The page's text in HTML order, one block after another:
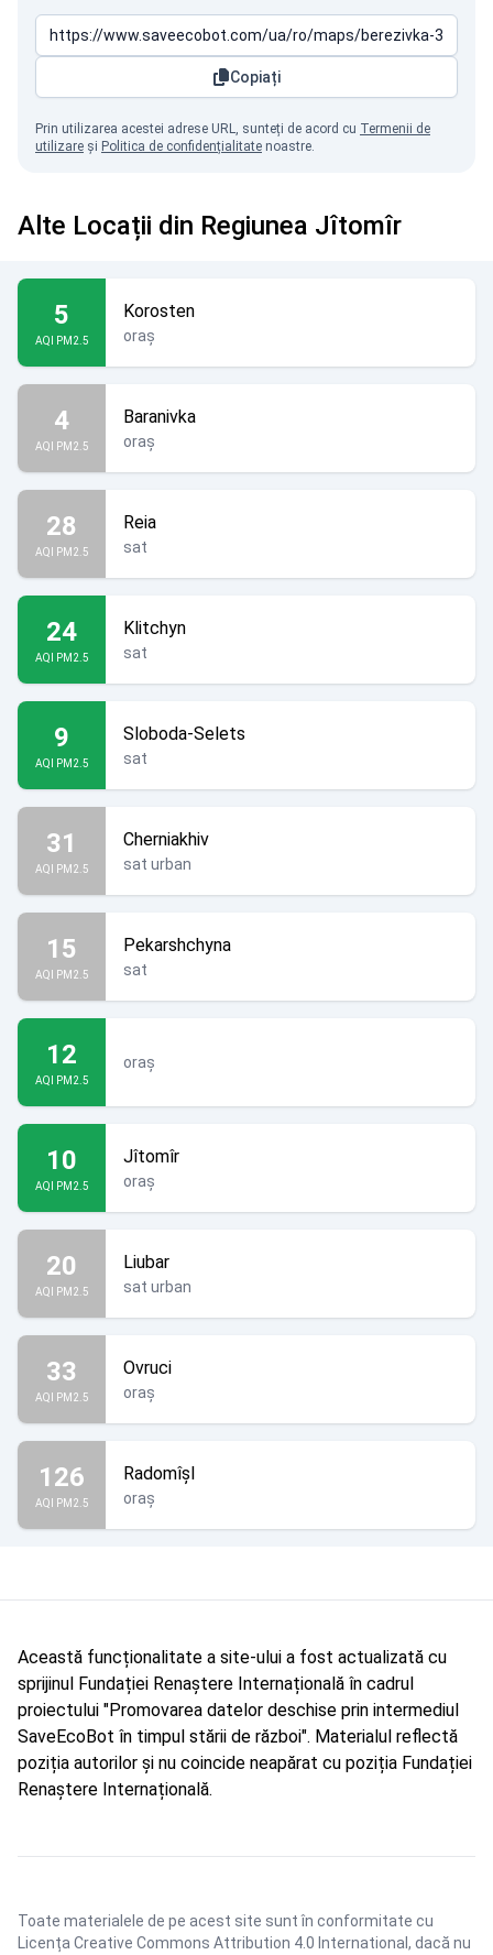
Copiați
Prin utilizarea acestei adrese URL, sunteți de acord cu Termenii de
utilizare și Politica de confidențialitate noastre.
Alte Locații din Regiunea Jîtomîr
5
AQI PM2.5
Korosten
oraș
4
AQI PM2.5
Baranivka
oraș
28
AQI PM2.5
Reia
sat
24
AQI PM2.5
Klitchyn
sat
9
AQI PM2.5
Sloboda-Selets
sat
31
AQI PM2.5
Cherniakhiv
sat urban
15
AQI PM2.5
Pekarshchyna
sat
12
AQI PM2.5
oraș
10
AQI PM2.5
Jîtomîr
oraș
20
AQI PM2.5
Liubar
sat urban
33
AQI PM2.5
Ovruci
oraș
126
AQI PM2.5
Radomîșl
oraș
Această funcționalitate a site-ului a fost actualizată cu
sprijinul Fundației Renaștere Internațională în cadrul
proiectului "Promovarea datelor deschise prin intermediul
SaveEcoBot în timpul stării de război". Materialul reflectă
poziția autorilor și nu coincide neapărat cu poziția Fundației
Renaștere Internațională.
Toate materialele de pe acest site sunt în conformitate cu
Licența Creative Commons Attribution 4.0 International , dacă nu